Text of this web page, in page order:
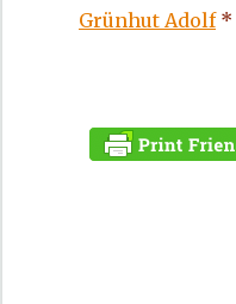
Grünhut Adolf*